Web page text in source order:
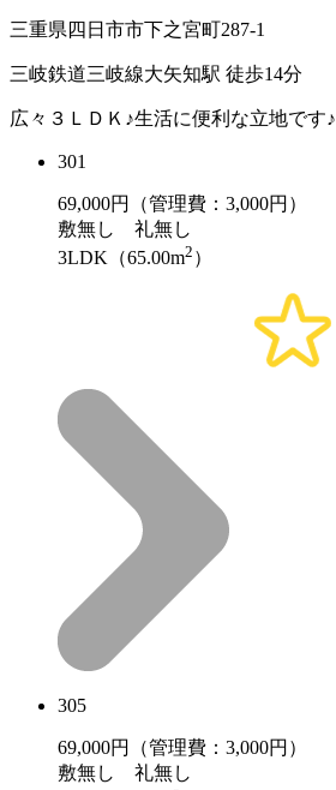
三重県四日市市下之宮町287-1
三岐鉄道三岐線大矢知駅 徒歩14分
広々３ＬＤＫ♪生活に便利な立地です♪
301
69,000円（管理費：3,000円）
敷無し 礼無し
3LDK（65.00m2 ）
305
69,000円（管理費：3,000円）
敷無し 礼無し